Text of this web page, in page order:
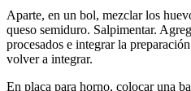
Aparte, en un bol, mezclar los
queso semiduro. Salpimentar.
procesados e integrar la
volver a integrar.
En placa para horno, colocar una